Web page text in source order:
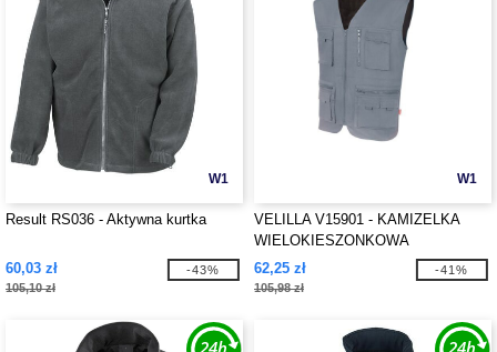
W1
Result RS036 - Aktywna kurtka
60,03 zł
105,10 zł
-43%
W1
VELILLA V15901 - KAMIZELKA
WIELOKIESZONKOWA
62,25 zł
105,98 zł
-41%